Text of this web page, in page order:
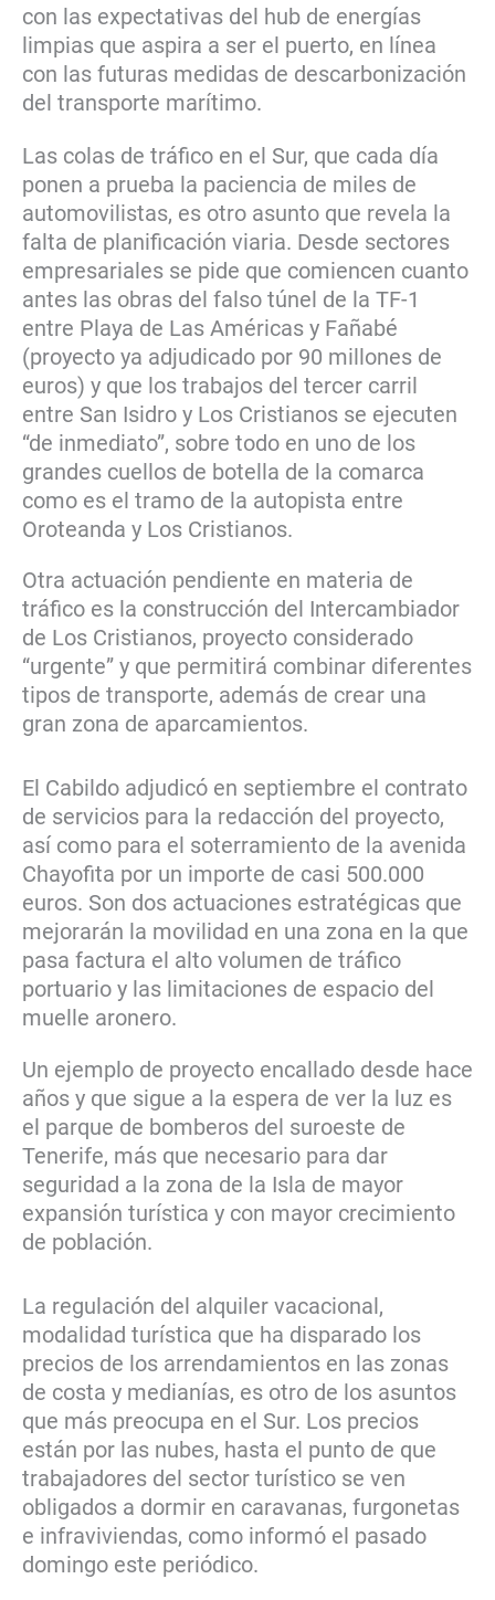
con las expectativas del hub de energías
limpias que aspira a ser el puerto, en línea
con las futuras medidas de descarbonización
del transporte marítimo.
Las colas de tráfico en el Sur, que cada día
ponen a prueba la paciencia de miles de
automovilistas, es otro asunto que revela la
falta de planificación viaria. Desde sectores
empresariales se pide que comiencen cuanto
antes las obras del falso túnel de la TF-1
entre Playa de Las Américas y Fañabé
(proyecto ya adjudicado por 90 millones de
euros) y que los trabajos del tercer carril
entre San Isidro y Los Cristianos se ejecuten
“de inmediato”, sobre todo en uno de los
grandes cuellos de botella de la comarca
como es el tramo de la autopista entre
Oroteanda y Los Cristianos.
Otra actuación pendiente en materia de
tráfico es la construcción del Intercambiador
de Los Cristianos, proyecto considerado
“urgente” y que permitirá combinar diferentes
tipos de transporte, además de crear una
gran zona de aparcamientos.
El Cabildo adjudicó en septiembre el contrato
de servicios para la redacción del proyecto,
así como para el soterramiento de la avenida
Chayofita por un importe de casi 500.000
euros. Son dos actuaciones estratégicas que
mejorarán la movilidad en una zona en la que
pasa factura el alto volumen de tráfico
portuario y las limitaciones de espacio del
muelle aronero.
Un ejemplo de proyecto encallado desde hace
años y que sigue a la espera de ver la luz es
el parque de bomberos del suroeste de
Tenerife, más que necesario para dar
seguridad a la zona de la Isla de mayor
expansión turística y con mayor crecimiento
de población.
La regulación del alquiler vacacional,
modalidad turística que ha disparado los
precios de los arrendamientos en las zonas
de costa y medianías, es otro de los asuntos
que más preocupa en el Sur. Los precios
están por las nubes, hasta el punto de que
trabajadores del sector turístico se ven
obligados a dormir en caravanas, furgonetas
e infraviviendas, como informó el pasado
domingo este periódico.